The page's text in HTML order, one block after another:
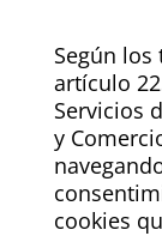
Según
artículo
Servicios
y
cookies